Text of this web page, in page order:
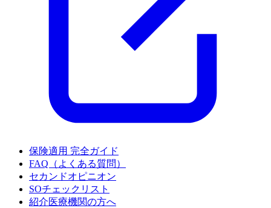
保険適用 完全ガイド
FAQ（よくある質問）
セカンドオピニオン
SOチェックリスト
紹介医療機関の方へ